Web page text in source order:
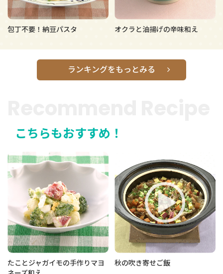
包丁不要！納豆パスタ オクラと油揚げの辛味和え
ランキングをもっとみる
こちらもおすすめ！
たことジャガイモの手作りマヨ
秋の吹き寄せご飯